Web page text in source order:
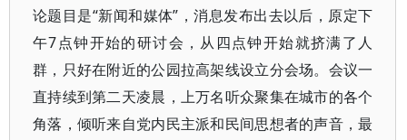
论题目是“新闻和媒体”，消息发布出去以后，原定下
午7点钟开始的研讨会，从四点钟开始就挤满了人
群，只好在附近的公园拉高架线设立分会场。会议一
直持续到第二天凌晨，上万名听众聚集在城市的各个
角落，倾听来自党内民主派和民间思想者的声音，最